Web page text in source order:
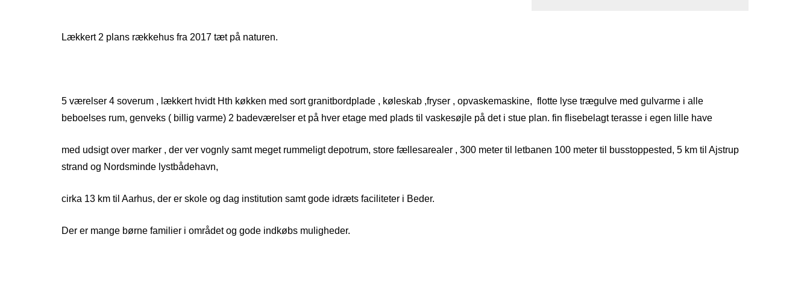
Lækkert 2 plans rækkehus fra 2017 tæt på naturen.
5 værelser 4 soverum , lækkert hvidt Hth køkken med sort granitbordplade , køleskab ,fryser , opvaskemaskine, flotte lyse trægulve med gulvarme i alle
beboelses rum, genveks ( billig varme) 2 badeværelser et på hver etage med plads til vaskesøjle på det i stue plan. fin flisebelagt terasse i egen lille have
med udsigt over marker , der ver vognly samt meget rummeligt depotrum, store fællesarealer , 300 meter til letbanen 100 meter til busstoppested, 5 km til Ajstrup
strand og Nordsminde lystbådehavn,
cirka 13 km til Aarhus, der er skole og dag institution samt gode idræts faciliteter i Beder.
Der er mange børne familier i området og gode indkøbs muligheder.